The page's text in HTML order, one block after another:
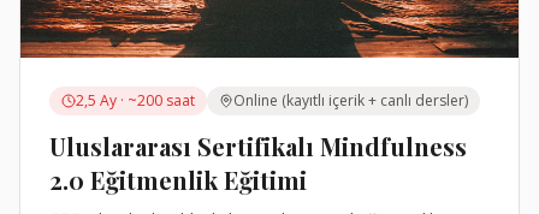
2,5 Ay · ~200 saat Online (kayıtlı içerik + canlı dersler)
Uluslararası Sertifikalı Mindfulness
2.0 Eğitmenlik Eğitimi